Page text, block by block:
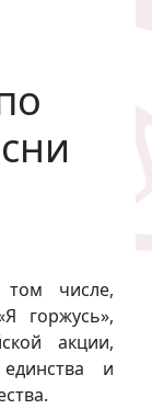
том числе,
горжусь»,
акции,
и